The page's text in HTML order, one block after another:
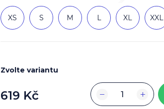
XS S M L XL XXL
Zvolte variantu
619 Kč +
−